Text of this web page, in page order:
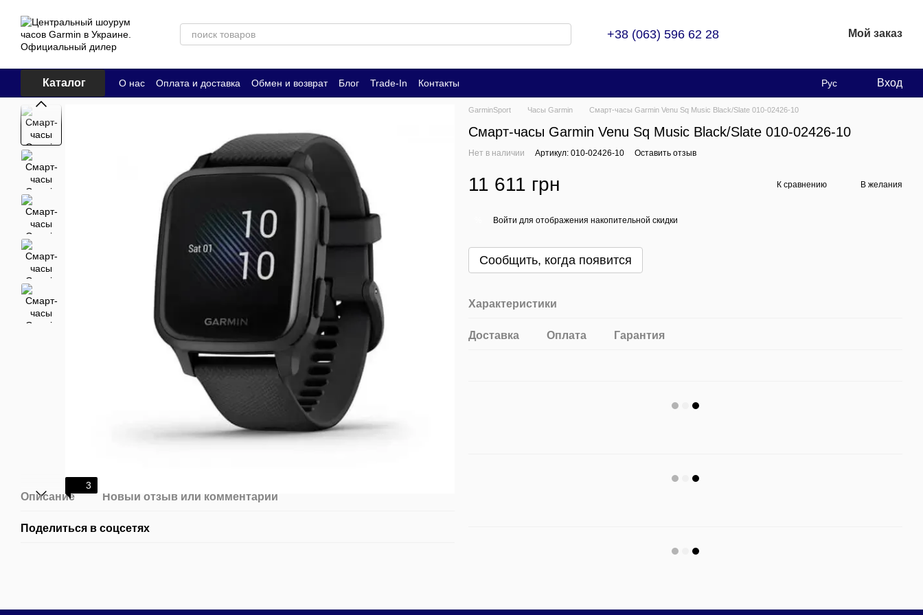
+38 (063) 596 62 28 Мой заказ
Каталог О нас Оплата и доставка Обмен и возврат Блог Trade-In Контакты Рус Вход
3
Описание Новый отзыв или комментарий
Поделиться в соцсетях
GarminSport Часы Garmin Смарт-часы Garmin Venu Sq Music Black/Slate 010-02426-10
Смарт-часы Garmin Venu Sq Music Black/Slate 010-02426-10
Нет в наличии Артикул: 010-02426-10 Оставить отзыв
11 611 грн К сравнению В желания
Войти для отображения накопительной скидки
Сообщить, когда появится
Характеристики
Доставка Оплата Гарантия